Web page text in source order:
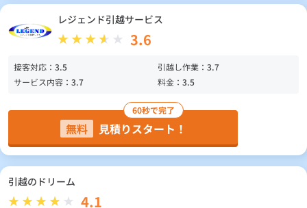
レジェンド引越サービス
3.6
接客対応： 3.5 引越し作業： 3.7
サービス内容： 3.7 料金： 3.5
60秒で完了
無料 見積りスタート！
引越のドリーム
4.1